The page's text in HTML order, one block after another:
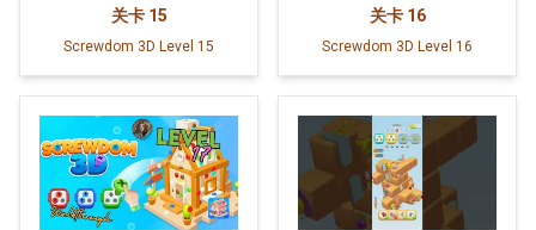
关卡 15
Screwdom 3D Level 15
关卡 16
Screwdom 3D Level 16